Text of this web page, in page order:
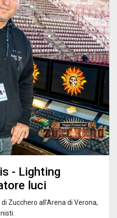
- Lighting
luci
Zucchero all’Arena di Verona,